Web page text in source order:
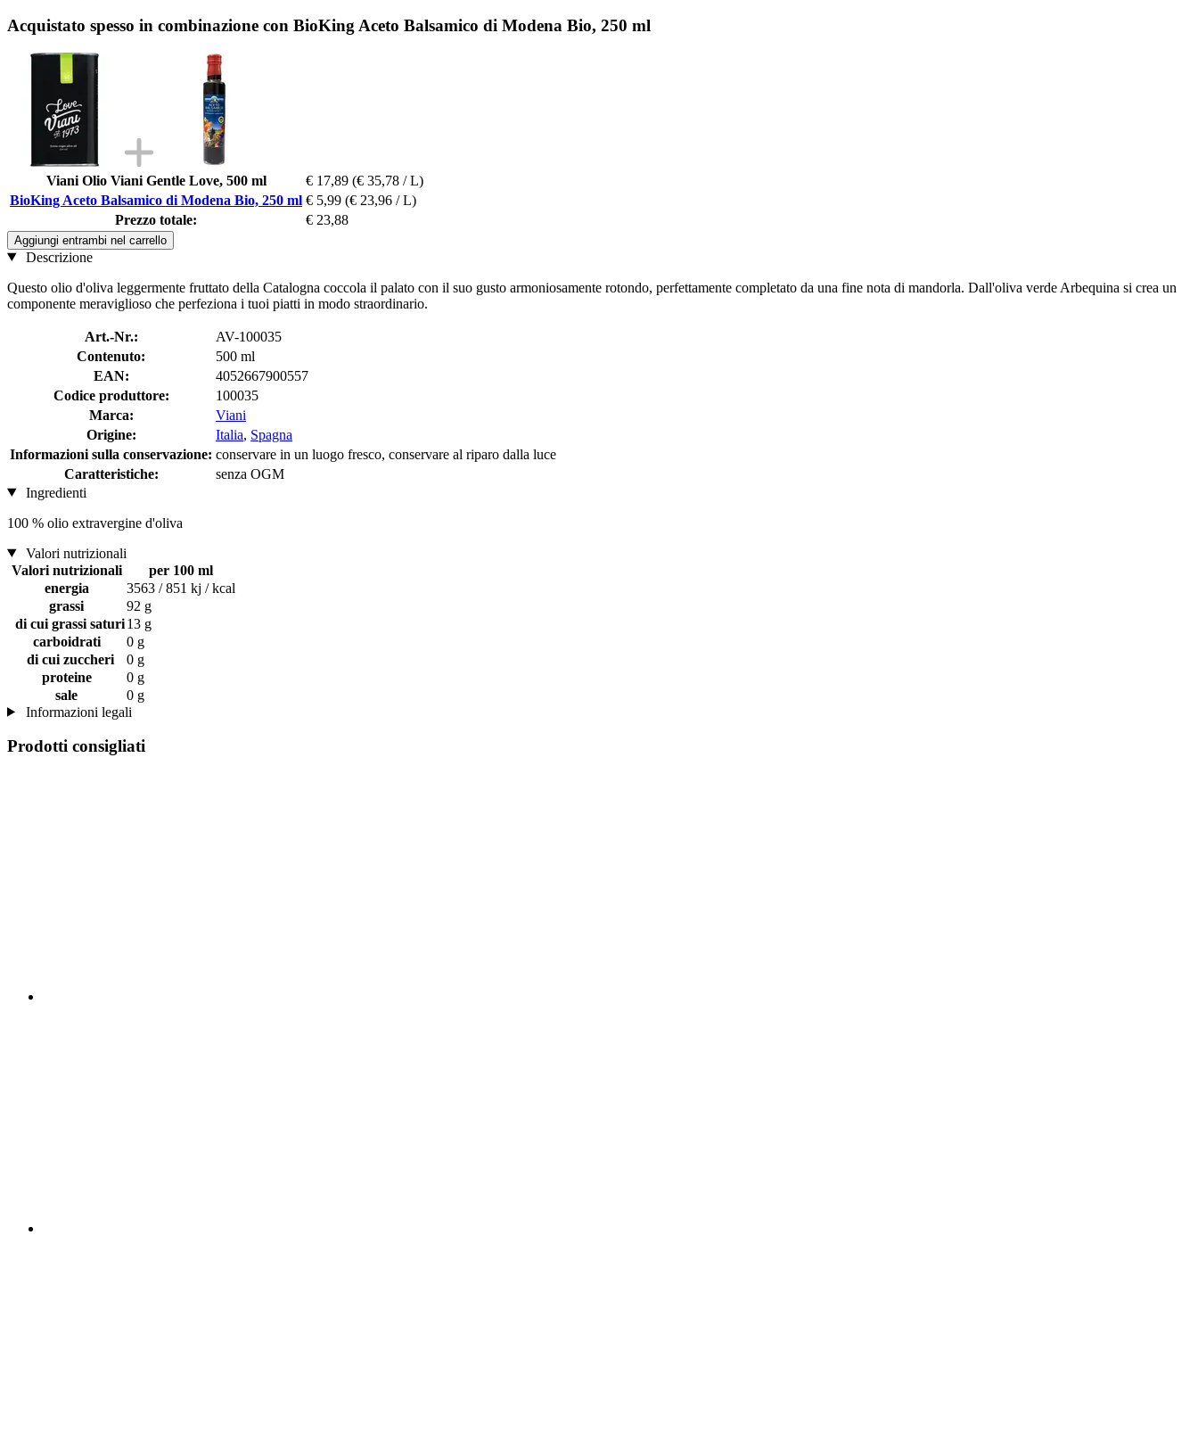
Acquistato spesso in combinazione con BioKing Aceto Balsamico di Modena Bio, 250 ml
Viani Olio Viani Gentle Love, 500 ml € 17,89 (€ 35,78 / L)
BioKing Aceto Balsamico di Modena Bio, 250 ml € 5,99 (€ 23,96 / L)
Prezzo totale:
€ 23,88
Aggiungi entrambi nel carrello
Descrizione
Questo olio d'oliva leggermente fruttato della Catalogna coccola il palato con il suo gusto armoniosamente rotondo, perfettamente completato da una fine nota di mandorla. Dall'oliva verde Arbequina si crea un
componente meraviglioso che perfeziona i tuoi piatti in modo straordinario.
Art.-Nr.:
AV-100035
Contenuto:
500 ml
EAN:
4052667900557
Codice produttore:
100035
Marca:
Viani
Origine:
Italia, Spagna
Informazioni sulla conservazione: conservare in un luogo fresco, conservare al riparo dalla luce
Caratteristiche:
senza OGM
Ingredienti
100 % olio extravergine d'oliva
Valori nutrizionali
Valori nutrizionali
per 100 ml
energia
3563 / 851 kj / kcal
grassi
92 g
di cui grassi saturi13 g
carboidrati
0 g
di cui zuccheri
0 g
proteine
0 g
sale
0 g
Informazioni legali
Prodotti consigliati